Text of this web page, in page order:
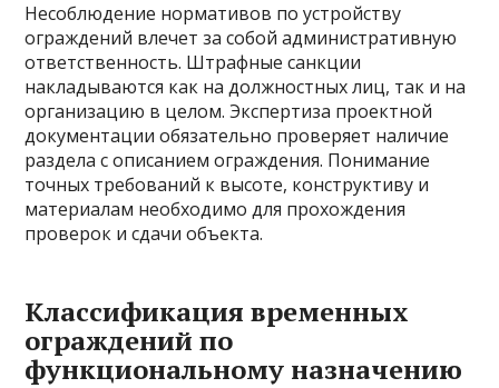
Несоблюдение нормативов по устройству
ограждений влечет за собой административную
ответственность. Штрафные санкции
накладываются как на должностных лиц, так и на
организацию в целом. Экспертиза проектной
документации обязательно проверяет наличие
раздела с описанием ограждения. Понимание
точных требований к высоте, конструктиву и
материалам необходимо для прохождения
проверок и сдачи объекта.
Классификация временных
ограждений по
функциональному назначению